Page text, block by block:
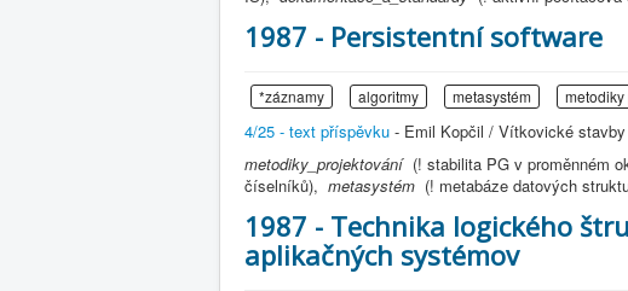
1987 - Persistentní software
*záznamy algoritmy metasystém
4/25 - text příspěvku - Emil Kopčil / Vítkovické
metodiky_projektování (! stabilita PG v proměnném
číselníků), metasystém (! metabáze datových
1987 - Technika logického
aplikačných systémov